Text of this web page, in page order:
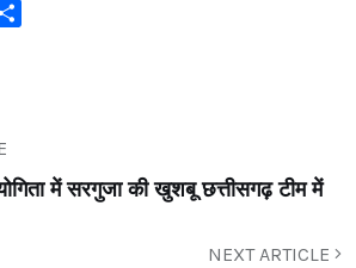
में सरगुजा की खुशबू छत्तीसगढ़ टीम में
NEXT ARTICLE